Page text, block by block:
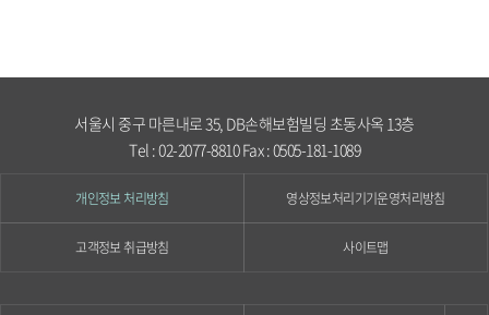
서울시 중구 마른내로 35, DB손해보험빌딩 초동사옥 13층
Tel : 02-2077-8810 Fax : 0505-181-1089
개인정보 처리방침 영상정보처리기기운영처리방침
고객정보 취급방침 사이트맵